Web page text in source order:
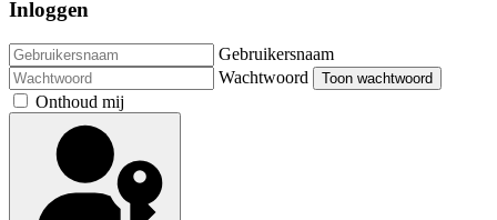
Inloggen
Gebruikersnaam
Wachtwoord
Toon wachtwoord
Onthoud mij